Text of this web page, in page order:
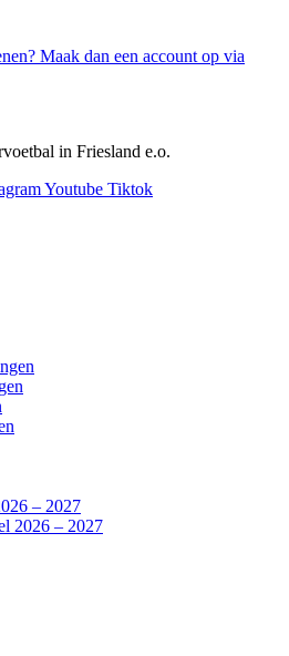
Maak dan een account op via
in Friesland e.o.
Youtube Tiktok
– 2027
2026 – 2027